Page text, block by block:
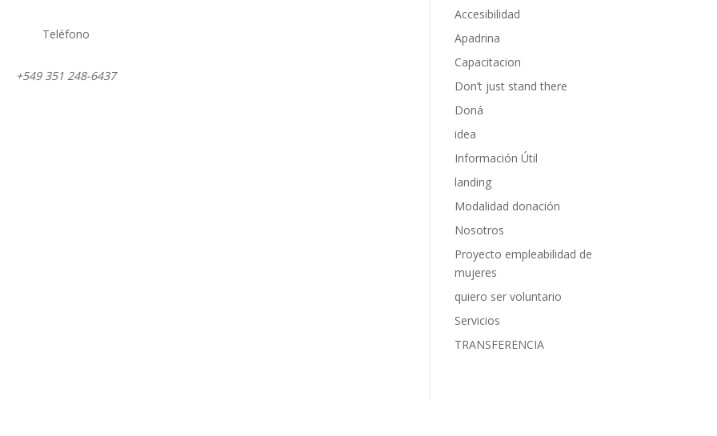
Teléfono
+549 351 248-6437
Accesibilidad
Apadrina
Capacitacion
Don’t just stand there
Doná
idea
Información Útil
landing
Modalidad donación
Nosotros
Proyecto empleabilidad de
mujeres
quiero ser voluntario
Servicios
TRANSFERENCIA